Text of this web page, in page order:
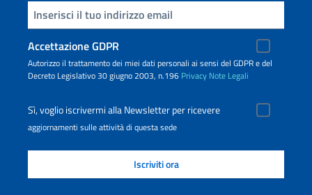
Inserisci la tua email
Accettazione GDPR
Autorizzo il trattamento dei miei dati personali ai sensi del GDPR e del
Decreto Legislativo 30 giugno 2003, n.196 Privacy Note Legali
Sì, voglio iscrivermi alla Newsletter per ricevere
aggiornamenti sulle attività di questa sede